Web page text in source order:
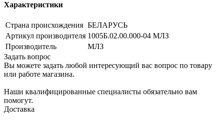
Характеристики
Страна происхождения БЕЛАРУСЬ
Артикул производителя 1005Б.02.00.000-04 МЛЗ
Производитель
МЛЗ
Задать вопрос
Вы можете задать любой интересующий вас вопрос по товару
или работе магазина.
Наши квалифицированные специалисты обязательно вам
помогут.
Доставка